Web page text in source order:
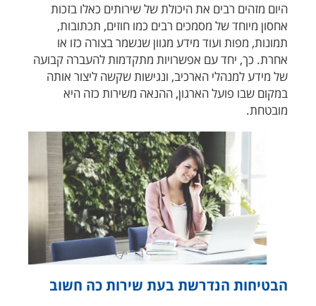
היום מזהים רבים את היכולת של שירותים כאלו בזכות
אחסון מיוחד של מסמכים רבים כמו חוזים, תכתובות,
תמונות, מפות ועוד מידע מגוון שנשמר בצורה כזו או
אחרת. כך, יחד עם אפשרויות מתקדמות להעברה קבועה
של מידע למנהלי הארכיב, ונגישות שקשה ליצור אותה
במקום שבו פועל הארגון, ההנאה משירות כזה היא
מובטחת.
הבטיחות הנדרשת בעת שירות כה חשוב